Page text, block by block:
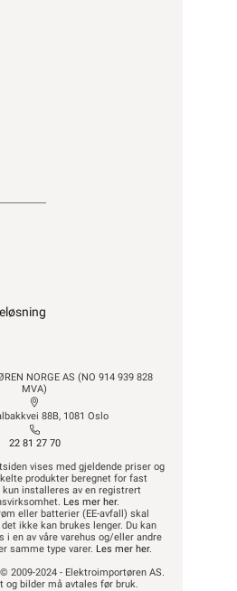
NORGE AS (NO 914 939 828
MVA)
88B, 1081 Oslo
22 81 27 70
vises med gjeldende priser og
produkter beregnet for fast
installeres av en registrert
Les mer her.
eller batterier (EE-avfall) skal
ikke kan brukes lenger. Du kan
i en av våre varehus og/eller andre
samme type varer. Les mer her.
2009-2024 - Elektroimportøren AS.
og bilder må avtales før bruk.